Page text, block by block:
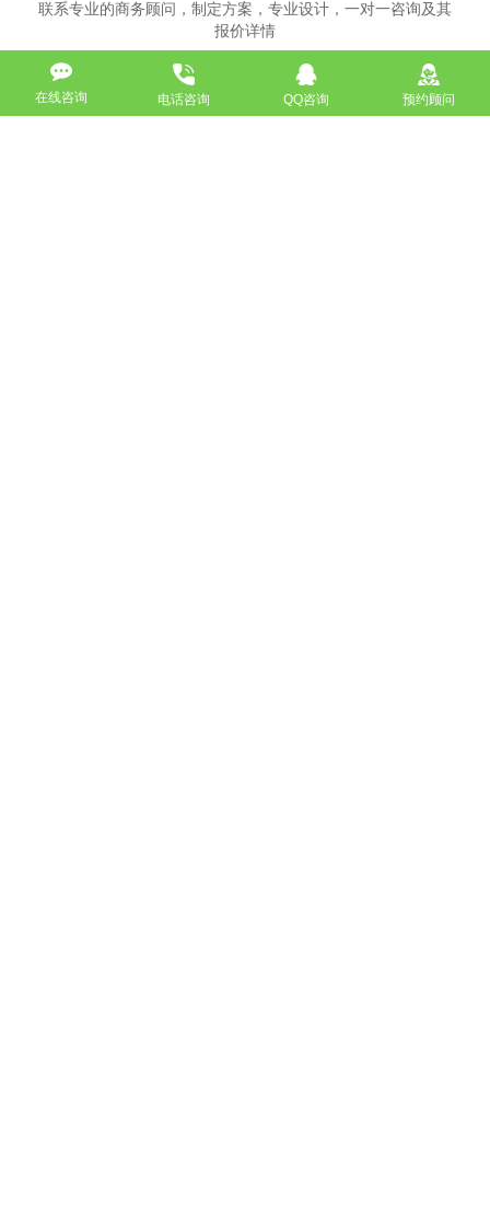
联系专业的商务顾问，制定方案，专业设计，一对一咨询及其
报价详情
服务热线
18911184380
在线咨询 电话咨询 QQ咨询 预约顾问